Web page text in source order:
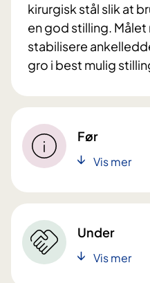
kirurgisk stål slik at
en god stilling.
stabilisere
gro i best mulig
Før
Vis mer
Under
Vis mer